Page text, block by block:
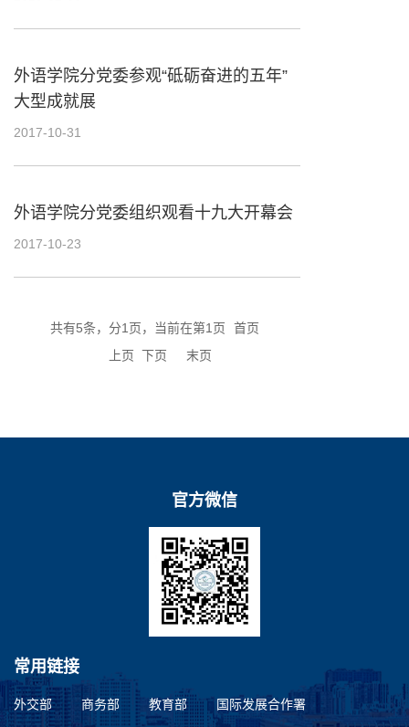
外语学院分党委参观“砥砺奋进的五年”
大型成就展
2017-10-31
外语学院分党委组织观看十九大开幕会
2017-10-23
共有5条，分1页，当前在第1页
首页
上页 下页 末页
官方微信
常用链接
外交部 商务部 教育部 国际发展合作署